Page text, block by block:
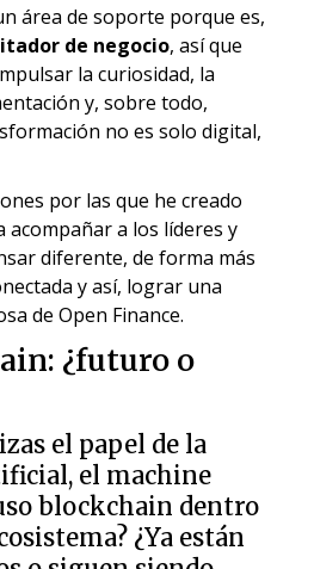
área de soporte porque es,
de negocio, así que
la curiosidad, la
y, sobre todo,
no es solo digital,
por las que he creado
acompañar a los líderes y
diferente, de forma más
y así, lograr una
de Open Finance.
¿futuro o
el papel de la
el machine
blockchain dentro
¿Ya están